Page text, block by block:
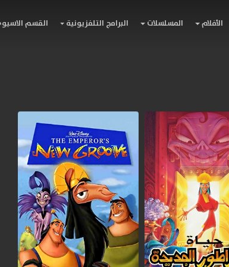
الأفلام المسلسلات البرامج التلفزيونية القسم